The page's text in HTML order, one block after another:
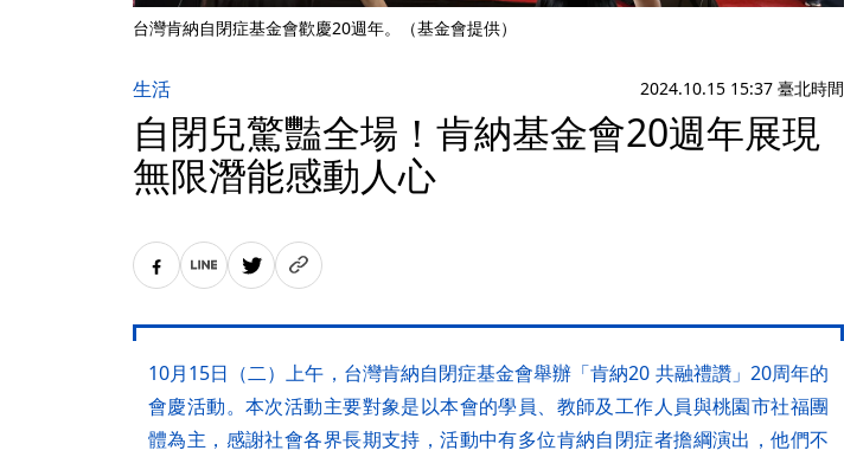
台灣肯納自閉症基金會歡慶20週年。（基金會提供）
生活 2024.10.15 15:37 臺北時間
自閉兒驚豔全場！肯納基金會20週年展現
無限潛能感動人心
10月15日（二）上午，台灣肯納自閉症基金會舉辦「肯納20 共融禮讚」20周年的
會慶活動。本次活動主要對象是以本會的學員、教師及工作人員與桃園市社福團
體為主，感謝社會各界長期支持，活動中有多位肯納自閉症者擔綱演出，他們不